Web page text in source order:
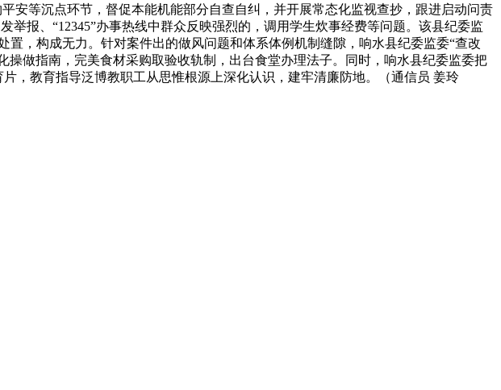
安等沉点环节，督促本能机能部分自查自纠，并开展常态化监视查抄，跟进启动问责
报、“12345”办事热线中群众反映强烈的，调用学生炊事经费等问题。该县纪委监
，构成无力。针对案件出的做风问题和体系体例机制缝隙，响水县纪委监委“查改
做指南，完美食材采购取验收轨制，出台食堂办理法子。同时，响水县纪委监委把
，教育指导泛博教职工从思惟根源上深化认识，建牢清廉防地。（通信员 姜玲